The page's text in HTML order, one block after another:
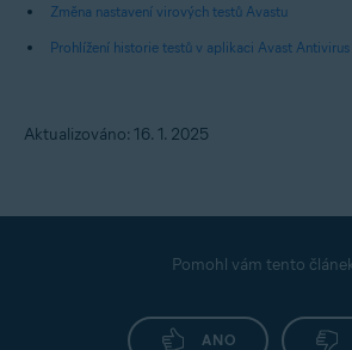
Změna nastavení virových testů Avastu
Prohlížení historie testů v aplikaci Avast Antivirus
Aktualizováno: 16. 1. 2025
Pomohl vám tento
ANO